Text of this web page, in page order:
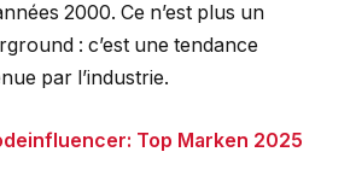
2000. Ce n’est plus un
: c’est une tendance
par l’industrie.
Top Marken 2025